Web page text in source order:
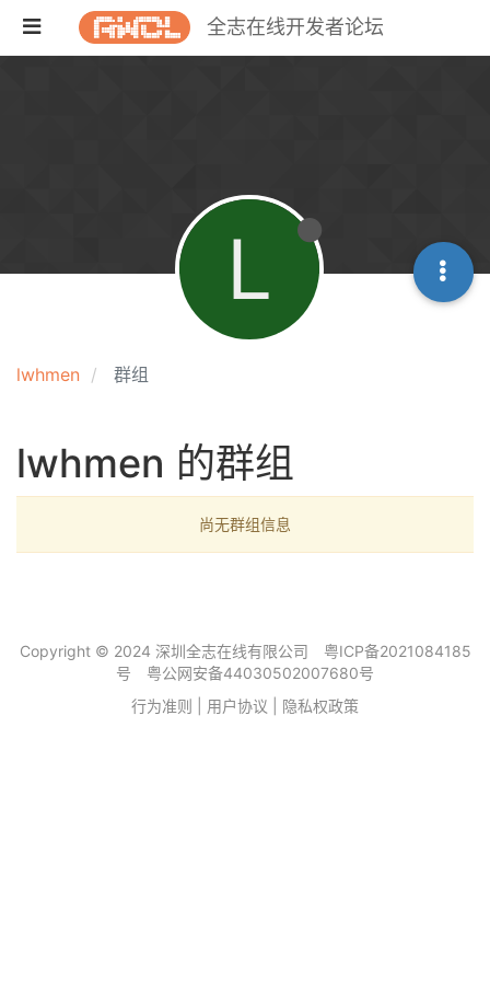
全志在线开发者论坛
lwhmen 群组
L
lwhmen 的群组
尚无群组信息
Copyright © 2024 深圳全志在线有限公司
粤ICP备2021084185
号
粤公网安备44030502007680号
行为准则
用户协议 隐私权政策